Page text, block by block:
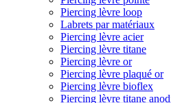
Piercing lèvre loop
Labrets par matériaux
Piercing lèvre acier
Piercing lèvre titane
Piercing lèvre or
Piercing lèvre plaqué or
Piercing lèvre bioflex
Piercing lèvre titane